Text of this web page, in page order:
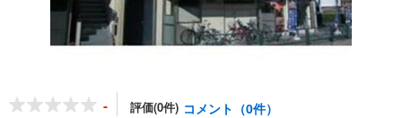
- 評価(0件) コメント（0件）